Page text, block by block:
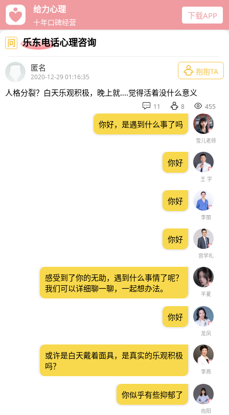
给力心理
十年口碑经营
下载APP
问 乐东电话心理咨询
匿名
2020-12-29 01:16:35
 抱抱TA
人格分裂？白天乐观积极，晚上就....觉得活着没什么意义
 11  8  455
雪儿老师
你好，是遇到什么事了吗
王 宇
你好
李丽
你好
宫学礼
你好
半夏
感受到了你的无助，遇到什么事情了呢？
我们可以详细聊一聊，一起想办法。
龙凤
你好
李燕
或许是白天戴着面具，是真实的乐观积极
吗？
向阳
你似乎有些抑郁了